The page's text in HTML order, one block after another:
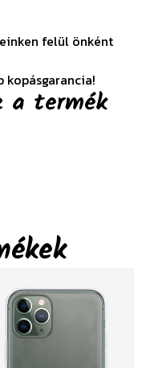
felül önként
kopásgarancia!
a termék